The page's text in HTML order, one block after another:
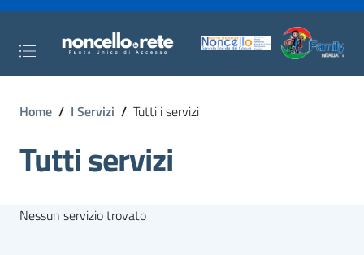
Home / I Servizi / Tutti i servizi
Tutti servizi
Nessun servizio trovato